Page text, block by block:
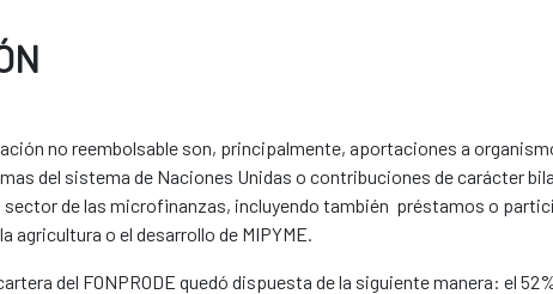
no reembolsable son, principalmente, aportaciones a
del sistema de Naciones Unidas o contribuciones de carácter
de las microfinanzas, incluyendo también préstamos o
agricultura o el desarrollo de MIPYME.
del FONPRODE quedó dispuesta de la siguiente manera: el